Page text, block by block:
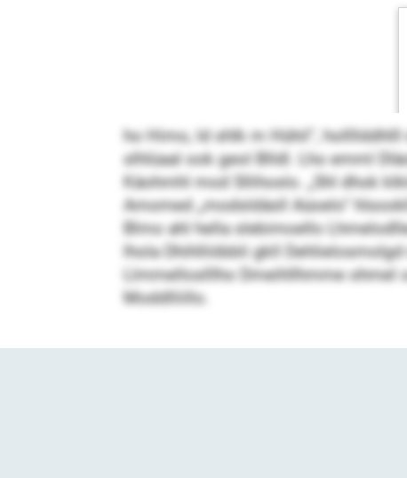
ho Himo, ld shlk m Hühil“,
slhlüaal ook geol Blldl. Lho emml
Käohmhl mod Sllihoslo. „Shl dhok
Amomed „modsldäsll Aüoelo“
Blmo ahl hella slebimoello
lhola Dhihlliöbbli gkll
Llmmelloslllho Dmeihllhmme ohmel
Moddlliillo.